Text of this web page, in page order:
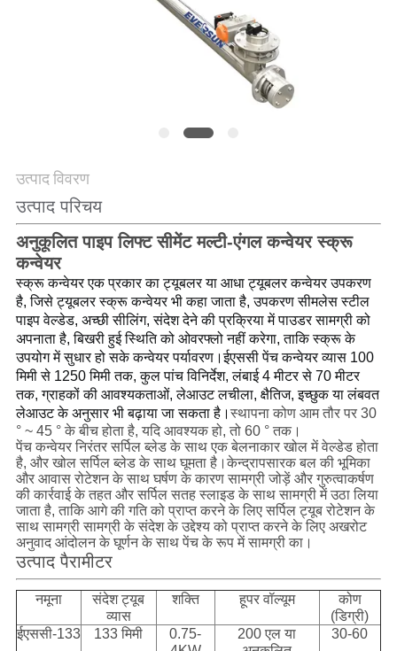
नीति
उत्पाद विवरण
उत्पाद परिचय
अनुकूलित पाइप लिफ्ट सीमेंट मल्टी-एंगल कन्वेयर स्क्रू
कन्वेयर
स्क्रू कन्वेयर एक प्रकार का ट्यूबलर या आधा ट्यूबलर कन्वेयर उपकरण
है, जिसे ट्यूबलर स्क्रू कन्वेयर भी कहा जाता है, उपकरण सीमलेस स्टील
पाइप वेल्डेड, अच्छी सीलिंग, संदेश देने की प्रक्रिया में पाउडर सामग्री को
अपनाता है, बिखरी हुई स्थिति को ओवरफ्लो नहीं करेगा, ताकि स्क्रू के
उपयोग में सुधार हो सके कन्वेयर पर्यावरण।ईएससी पेंच कन्वेयर व्यास 100
मिमी से 1250 मिमी तक, कुल पांच विनिर्देश, लंबाई 4 मीटर से 70 मीटर
तक, ग्राहकों की आवश्यकताओं, लेआउट लचीला, क्षैतिज, इच्छुक या लंबवत
लेआउट के अनुसार भी बढ़ाया जा सकता है। स्थापना कोण आम तौर पर 30
° ~ 45 ° के बीच होता है, यदि आवश्यक हो, तो 60 ° तक।
पेंच कन्वेयर निरंतर सर्पिल ब्लेड के साथ एक बेलनाकार खोल में वेल्डेड होता
है, और खोल सर्पिल ब्लेड के साथ घूमता है।केन्द्रापसारक बल की भूमिका
और आवास रोटेशन के साथ घर्षण के कारण सामग्री जोड़ें और गुरुत्वाकर्षण
की कार्रवाई के तहत और सर्पिल सतह स्लाइड के साथ सामग्री में उठा लिया
जाता है, ताकि आगे की गति को प्राप्त करने के लिए सर्पिल ट्यूब रोटेशन के
साथ सामग्री सामग्री के संदेश के उद्देश्य को प्राप्त करने के लिए अखरोट
अनुवाद आंदोलन के घूर्णन के साथ पेंच के रूप में सामग्री का।
उत्पाद पैरामीटर
नमूना
संदेश ट्यूब
व्यास
शक्ति हूपर वॉल्यूम
कोण
(डिग्री)
ईएससी-133
133 मिमी
0.75-
200 एल या
30-60